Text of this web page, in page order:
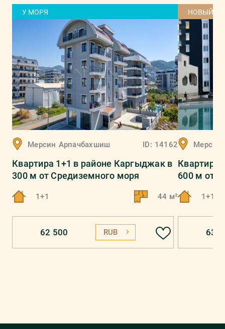
У МОРЯ
Мерсин Арпачбахшиш ID: 14162
Квартира 1+1 в районе Каргыджак в
300 м от Средиземного моря
1+1 44 м²
62 500 RUB
НОВЫЙ
Мерсин
Квартира
600 м от
1+1
63